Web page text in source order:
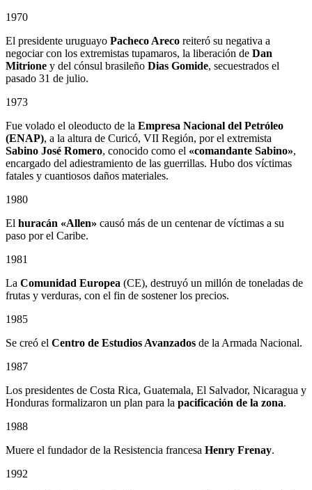
1970
El presidente uruguayo Pacheco Areco reiteró su negativa a
negociar con los extremistas tupamaros, la liberación de Dan
Mitrione y del cónsul brasileño Dias Gomide, secuestrados el
pasado 31 de julio.
1973
Fue volado el oleoducto de la Empresa Nacional del Petróleo
(ENAP), a la altura de Curicó, VII Región, por el extremista
Sabino José Romero, conocido como el «comandante Sabino»,
encargado del adiestramiento de las guerrillas. Hubo dos víctimas
fatales y cuantiosos daños materiales.
1980
El huracán «Allen» causó más de un centenar de víctimas a su
paso por el Caribe.
1981
La Comunidad Europea (CE), destruyó un millón de toneladas de
frutas y verduras, con el fin de sostener los precios.
1985
Se creó el Centro de Estudios Avanzados de la Armada Nacional.
1987
Los presidentes de Costa Rica, Guatemala, El Salvador, Nicaragua y
Honduras formalizaron un plan para la pacificación de la zona.
1988
Muere el fundador de la Resistencia francesa Henry Frenay.
1992